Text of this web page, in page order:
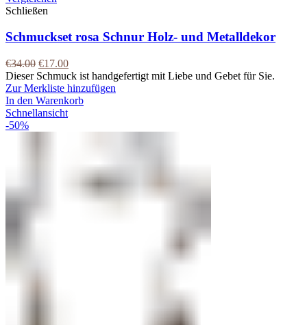
Schließen
Schmuckset rosa Schnur Holz- und Metalldekor
€34.00 €17.00
Dieser Schmuck ist handgefertigt mit Liebe und Gebet für Sie.
Zur Merkliste hinzufügen
In den Warenkorb
Schnellansicht
-50%